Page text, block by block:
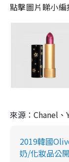
點擊圖片睇小編
來源：Chanel、
2019韓國
奶/化妝品公開